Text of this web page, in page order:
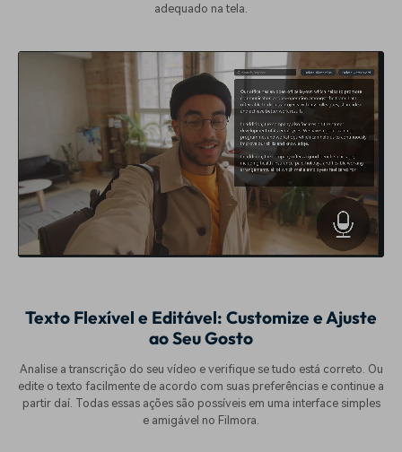
adequado na tela.
Texto Flexível e Editável: Customize e Ajuste
ao Seu Gosto
Analise a transcrição do seu vídeo e verifique se tudo está correto. Ou
edite o texto facilmente de acordo com suas preferências e continue a
partir daí. Todas essas ações são possíveis em uma interface simples
e amigável no Filmora.